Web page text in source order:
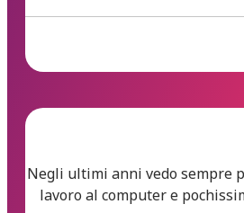
Negli ultimi anni vedo sempre
lavoro al computer e